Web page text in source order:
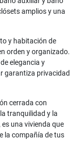
amplios y una
y habitación de
orden y organizado.
elegancia y
garantiza privacidad
cerrada con
tranquilidad y la
una vivienda que
la compañía de tus